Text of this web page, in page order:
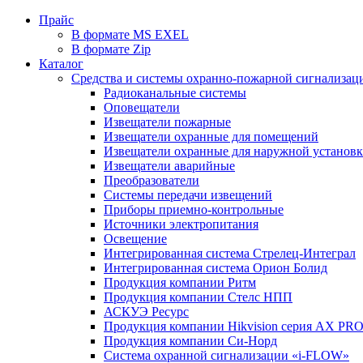
Прайс
В формате MS EXEL
В формате Zip
Каталог
Средства и системы охранно-пожарной
Радиоканальные системы
Оповещатели
Извещатели пожарные
Извещатели охранные для помещений
Извещатели охранные для наружной
Извещатели аварийные
Преобразователи
Системы передачи извещений
Приборы приемно-контрольные
Источники электропитания
Освещение
Интегрированная система Стрелец-Интеграл
Интегрированная система Орион Болид
Продукция компании Ритм
Продукция компании Стелс НПП
АСКУЭ Ресурс
Продукция компании Hikvision серия AX PRO
Продукция компании Си-Норд
Система охранной сигнализации «i-FLOW»